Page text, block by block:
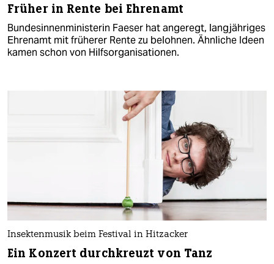
Früher in Rente bei Ehrenamt
Bundesinnenministerin Faeser hat angeregt, langjähriges
Ehrenamt mit früherer Rente zu belohnen. Ähnliche Ideen
kamen schon von Hilfsorganisationen.
Insektenmusik beim Festival in Hitzacker
Ein Konzert durchkreuzt von Tanz